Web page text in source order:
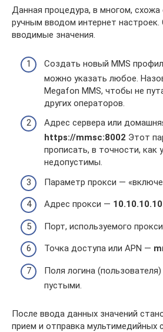
Данная процедура, в многом,
ручным вводом интернет
вводимые значения.
Создать новый MMS
можно указать любое.
Megafon MMS, чтобы не
других операторов.
Адрес сервера или
https://mmsc:8002 Этот
прописать, в точности, как
недопустимы.
Параметр прокси —
Адрес прокси — 10.10.10.10
Порт, используемого
Точка доступа или APN —
Поля логина
пустыми.
После ввода данных значений
прием и отправка мультимедийных